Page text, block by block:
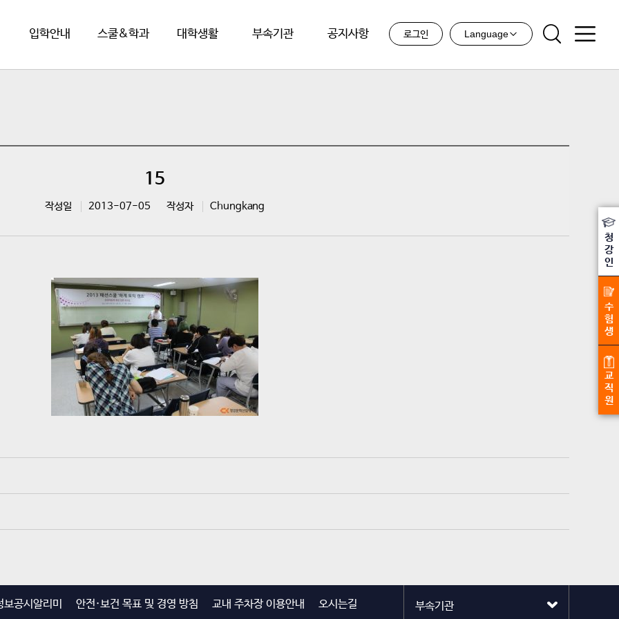
입학안내 스쿨&학과 대학생활 부속기관 공지사항 로그인 Language
15
작성일 2013-07-05 작성자 Chungkang
보공시알리미 안전·보건 목표 및 경영 방침 교내 주차장 이용안내 오시는길
청
강
인
수
험
생
교
직
원